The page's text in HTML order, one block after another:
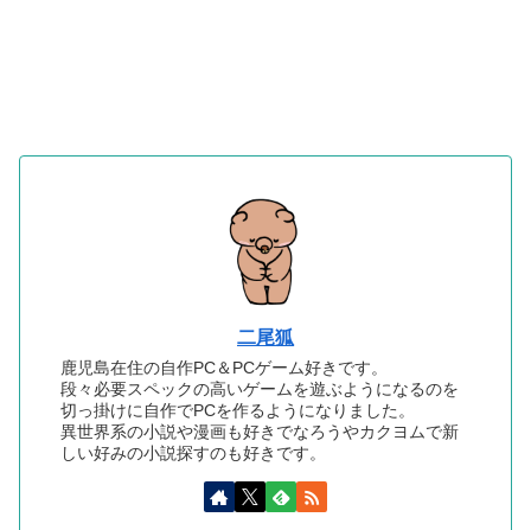
二尾狐
鹿児島在住の自作PC＆PCゲーム好きです。
段々必要スペックの高いゲームを遊ぶようになるのを
切っ掛けに自作でPCを作るようになりました。
異世界系の小説や漫画も好きでなろうやカクヨムで新
しい好みの小説探すのも好きです。